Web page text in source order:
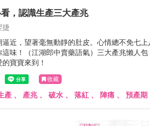
，認識生產三大產兆
捷
逼近，望著毫無動靜的肚皮。心情總不免七
這味！（江湖郎中賣藥語氣）三大產兆懶人
寶寶來到！
收藏
產 、 產兆、 破水 、 落紅 、 陣痛 、 預產期